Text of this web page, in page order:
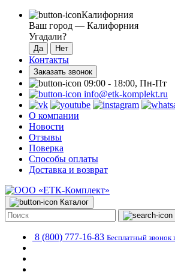
Калифорния
Ваш город — Калифорния
Угадали?
Контакты
Заказать звонок
09:00 - 18:00, Пн-Пт
info@etk-komplekt.ru
О компании
Новости
Отзывы
Поверка
Способы оплаты
Доставка и возврат
Каталог
8 (800) 777-16-83 Бесплатный звонок